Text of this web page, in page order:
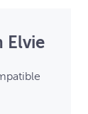
Elvie